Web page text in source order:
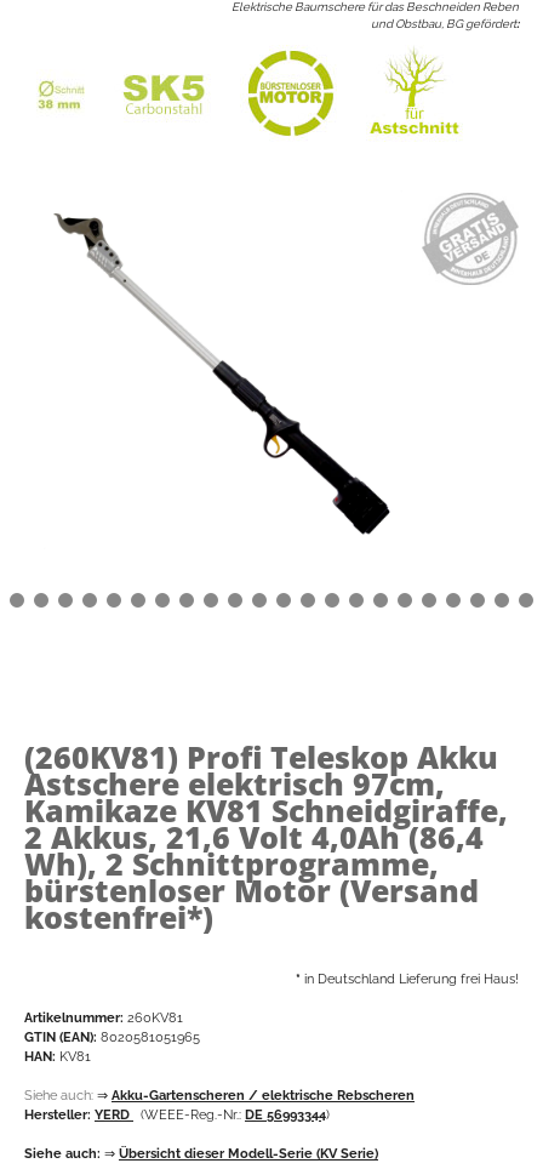
Elektrische Baumschere für das Beschneiden Reben
und Obstbau, BG gefördert:
(260KV81) Profi Teleskop Akku
Astschere elektrisch 97cm,
Kamikaze KV81 Schneidgiraffe,
2 Akkus, 21,6 Volt 4,0Ah (86,4
Wh), 2 Schnittprogramme,
bürstenloser Motor (Versand
kostenfrei*)
* in Deutschland Lieferung frei Haus!
Artikelnummer: 260KV81
GTIN (EAN): 8020581051965
HAN: KV81
Siehe auch: ⇒ Akku-Gartenscheren / elektrische Rebscheren
Hersteller: YERD (WEEE-Reg.-Nr.: DE 56993344)
Siehe auch: ⇒ Übersicht dieser Modell-Serie (KV Serie)